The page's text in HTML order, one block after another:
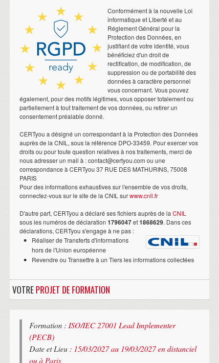
Conformément à la nouvelle Loi
informatique et Liberté et au
Réglement Général pour la
Protection des Données, en
justifiant de votre identité, vous
bénéficiez d'un droit de
rectification, de modification, de
suppression ou de portabilité des
données à caractère personnel
vous concernant. Vous pouvez
également, pour des motifs légitimes, vous opposer totalement ou
partiellement à tout traitement de vos données, ou retirer un
consentement préalable donné.
CERTyou a désigné un correspondant à la Protection des Données
auprès de la CNIL, sous la référence DPO-33459. Pour exercer vos
droits ou pour toute question relatives à nos traitements, merci de
nous adresser un mail à : contact@certyou.com ou une
correspondance à CERTyou 37 RUE DES MATHURINS, 75008
PARIS
Pour des informations exhaustives sur l'ensemble de vos droits,
connectez-vous sur le site de la CNIL surwww.cnil.fr
D'autre part, CERTyou a déclaré ses fichiers auprès de la CNIL
sous les numéros de déclaration 1796047et1868629. Dans ces
déclarations, CERTyou s'engage à ne pas :
Réaliser de Transferts d'informations
hors de l'Union européenne
Revendre ou Transettre à un Tiers les informations collectées
VOTREPROJET DE FORMATION
Formation : ISO/IEC 27001 Lead Implementer
(PECB)
Date et Lieu : 15/03/2027 au 19/03/2027 en distanciel
ou à Paris